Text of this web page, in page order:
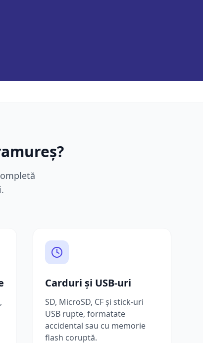
?
Carduri și USB-uri
SD, MicroSD, CF și stick-uri
USB rupte, formatate
accidental sau cu memorie
flash coruptă.